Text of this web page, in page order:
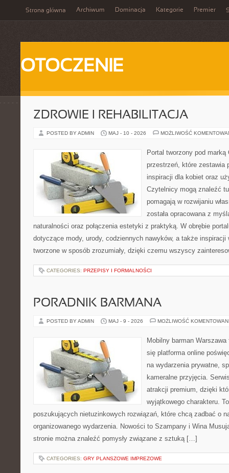
Strona główna Archiwum Dominacja Kategorie Premier
OTOCZENIE
ZDROWIE I REHABILITACJA
POSTED BY ADMIN MAJ - 10 - 2026 MOŻLIWOŚĆ
Portal tworzony pod
przestrzeń, które zestawia
inspiracji dla kobiet oraz
Czytelnicy mogą znaleźć
pomagają w rozwijaniu
została opracowana z
naturalności oraz połączenia estetyki z praktyką. W obrębie
dotyczące mody, urody, codziennych nawyków, a także
tworzone w sposób zrozumiały, dzięki czemu wszyscy
CATEGORIES: PRZEPISY I FORMALNOŚCI
PORADNIK BARMANA
POSTED BY ADMIN MAJ - 9 - 2026 MOŻLIWOŚĆ
Mobilny barman
się platforma online
na wydarzenia prywatne,
kameralne przyjęcia.
atrakcji premium, dzięki
wyjątkowego charakteru.
poszukujących nietuzinkowych rozwiązań, które chcą zadbać o
organizowanego wydarzenia. Nowości to Szampany i Wina
stronie można znaleźć pomysły związane z sztuką […]
CATEGORIES: GRY PLANSZOWE IMPREZOWE